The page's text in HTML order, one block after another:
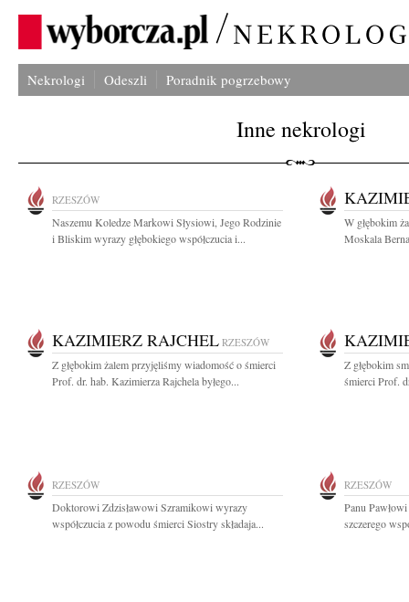
Nekrologi Odeszli Poradnik pogrzebowy
Inne nekrologi
RZESZÓW
Naszemu Koledze Markowi Słysiowi, Jego Rodzinie
i Bliskim wyrazy głębokiego współczucia i...
W głębokim
Moskala
KAZIMIERZ RAJCHEL RZESZÓW
Z głębokim żalem przyjęliśmy wiadomość o śmierci
Prof. dr. hab. Kazimierza Rajchela byłego...
Z głębokim
śmierci Prof.
RZESZÓW
Doktorowi Zdzisławowi Szramikowi wyrazy
współczucia z powodu śmierci Siostry składaja...
RZESZÓW
Panu
szczerego